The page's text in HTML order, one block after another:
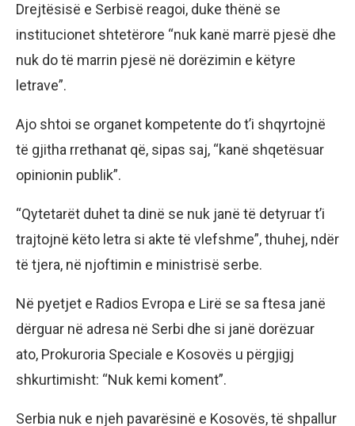
Drejtësisë e Serbisë reagoi, duke thënë se
institucionet shtetërore “nuk kanë marrë pjesë dhe
nuk do të marrin pjesë në dorëzimin e këtyre
letrave”.
Ajo shtoi se organet kompetente do t’i shqyrtojnë
të gjitha rrethanat që, sipas saj, “kanë shqetësuar
opinionin publik”.
“Qytetarët duhet ta dinë se nuk janë të detyruar t’i
trajtojnë këto letra si akte të vlefshme”, thuhej, ndër
të tjera, në njoftimin e ministrisë serbe.
Në pyetjet e Radios Evropa e Lirë se sa ftesa janë
dërguar në adresa në Serbi dhe si janë dorëzuar
ato, Prokuroria Speciale e Kosovës u përgjigj
shkurtimisht: “Nuk kemi koment”.
Serbia nuk e njeh pavarësinë e Kosovës, të shpallur